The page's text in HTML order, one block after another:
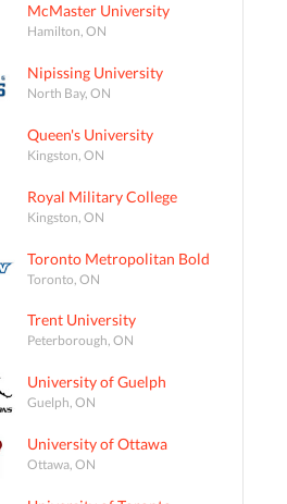
McMaster University
Hamilton, ON
Nipissing University
North Bay, ON
Queen's University
Kingston, ON
Royal Military College
Kingston, ON
Toronto Metropolitan Bold
Toronto, ON
Trent University
Peterborough, ON
University of Guelph
Guelph, ON
University of Ottawa
Ottawa, ON